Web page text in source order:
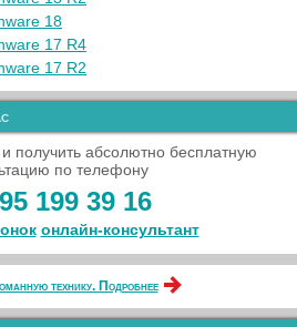
18
17 R4
17 R2
получить абсолютно бесплатную
по телефону
199 39 16
онлайн‑консультант
технику. Подробнее